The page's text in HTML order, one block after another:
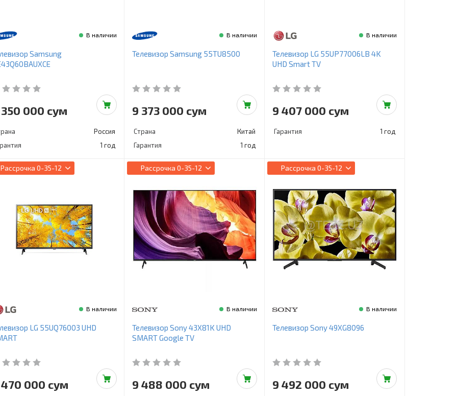
В наличии
Samsung
000 сум
Россия
1 год
В наличии
Телевизор Samsung 55TU8500
9 373 000 сум
Страна
Китай
Гарантия
1 год
В наличии
Телевизор LG 55UP77006LB 4K
UHD Smart TV
9 407 000 сум
Гарантия 1 год
Рассрочка 0-35-12
В наличии
LG 55UQ76003 UHD
000 сум
Рассрочка 0-35-12
В наличии
Телевизор Sony 43X81K UHD
SMART Google TV
9 488 000 сум
Рассрочка 0-35-12
В наличии
Телевизор Sony 49XG8096
9 492 000 сум